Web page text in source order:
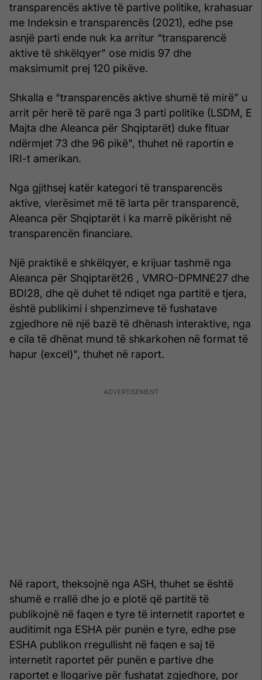
transparencës aktive të partive politike, krahasuar
me Indeksin e transparencës (2021), edhe pse
asnjë parti ende nuk ka arritur “transparencë
aktive të shkëlqyer” ose midis 97 dhe
maksimumit prej 120 pikëve.
Shkalla e “transparencës aktive shumë të mirë” u
arrit për herë të parë nga 3 parti politike (LSDM, E
Majta dhe Aleanca për Shqiptarët) duke fituar
ndërmjet 73 dhe 96 pikë", thuhet në raportin e
IRI-t amerikan.
Nga gjithsej katër kategori të transparencës
aktive, vlerësimet më të larta për transparencë,
Aleanca për Shqiptarët i ka marrë pikërisht në
transparencën financiare.
Një praktikë e shkëlqyer, e krijuar tashmë nga
Aleanca për Shqiptarët26 , VMRO-DPMNE27 dhe
BDI28, dhe që duhet të ndiqet nga partitë e tjera,
është publikimi i shpenzimeve të fushatave
zgjedhore në një bazë të dhënash interaktive, nga
e cila të dhënat mund të shkarkohen në format të
hapur (excel)", thuhet në raport.
Në raport, theksojnë nga ASH, thuhet se është
shumë e rrallë dhe jo e plotë që partitë të
publikojnë në faqen e tyre të internetit raportet e
auditimit nga ESHA për punën e tyre, edhe pse
ESHA publikon rregullisht në faqen e saj të
internetit raportet për punën e partive dhe
raportet e llogarive për fushatat zgjedhore, por